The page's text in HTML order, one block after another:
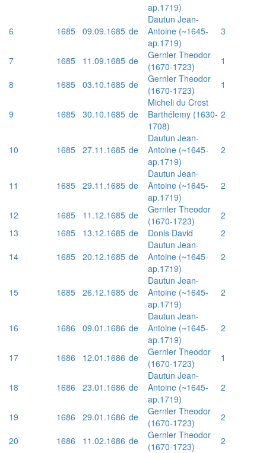
ap.1719)
6 1685 09.09.1685 de
Dautun Jean-
Antoine (~1645-
ap.1719)
3
7 1685 11.09.1685 de
Gernler Theodor
(1670-1723)
1
8
1685 03.10.1685 de
Gernler Theodor
(1670-1723)
1
9 1685 30.10.1685 de
Micheli du Crest
Barthélemy (1630-
1708)
2
10 1685 27.11.1685 de
Dautun Jean-
Antoine (~1645-
ap.1719)
2
11 1685 29.11.1685 de
Dautun Jean-
Antoine (~1645-
ap.1719)
2
12 1685 11.12.1685 de
Gernler Theodor
(1670-1723)
2
13
1685 13.12.1685 de Donis David
2
14
1685 20.12.1685 de
Dautun Jean-
Antoine (~1645-
ap.1719)
2
15 1685 26.12.1685 de
Dautun Jean-
Antoine (~1645-
ap.1719)
2
16 1686 09.01.1686 de
Dautun Jean-
Antoine (~1645-
ap.1719)
2
17 1686 12.01.1686 de
Gernler Theodor
(1670-1723)
1
18 1686 23.01.1686 de
Dautun Jean-
Antoine (~1645-
ap.1719)
2
19 1686 29.01.1686 de
Gernler Theodor
(1670-1723)
2
20
1686 11.02.1686 de
Gernler Theodor
(1670-1723)
2